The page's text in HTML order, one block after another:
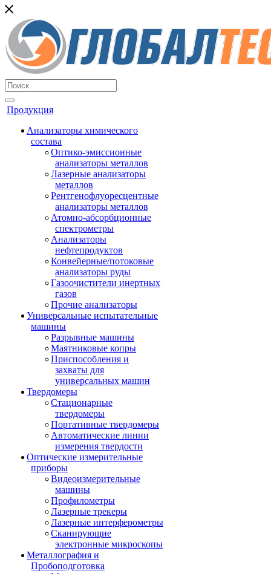
Продукция
Анализаторы химического
состава
Оптико-эмиссионные
анализаторы металлов
Лазерные анализаторы
металлов
Рентгенофлуоресцентные
анализаторы металлов
Атомно-абсорбционные
спектрометры
Анализаторы
нефтепродуктов
Конвейерные/потоковые
анализаторы руды
Газоочистители инертных
газов
Прочие анализаторы
Универсальные испытательные
машины
Разрывные машины
Маятниковые копры
Приспособления и
захваты для
универсальных машин
Твердомеры
Стационарные
твердомеры
Портативные твердомеры
Автоматические линии
измерения твердости
Оптические измерительные
приборы
Видеоизмерительные
машины
Профилометры
Лазерные трекеры
Лазерные интерферометры
Сканирующие
электронные микроскопы
Металлография и
Пробоподготовка